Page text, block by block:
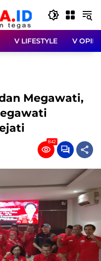
V LIFESTYLE V OPINI
Megawati,
842